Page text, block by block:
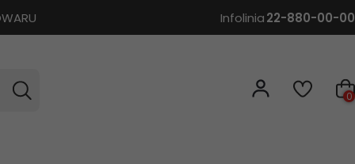
Infolinia22-880-00-00
0